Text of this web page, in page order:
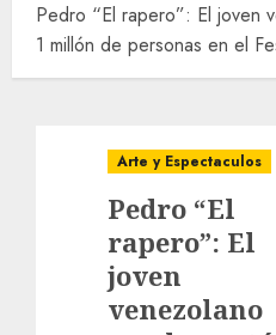
Pedro “El rapero”: El joven
1 millón de personas en el
Arte y Espectaculos
Pedro “El
rapero”: El
joven
venezolano